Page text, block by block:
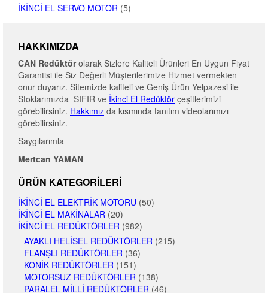
İKINCI EL SERVO MOTOR (5)
HAKKIMIZDA
CAN Redüktörolarak Sizlere Kaliteli Ürünleri En Uygun Fiyat
Garantisi ile Siz Değerli Müşterilerimize Hizmet vermekten
onur duyarız. Sitemizde kaliteli ve Geniş Ürün Yelpazesi ile
Stoklarımızda SIFIR ve İkinci El Redüktör çeşitlerimizi
görebilirsiniz. Hakkımız da kısmında tanıtım videolarımızı
görebilirsiniz.
Saygılarımla
Mertcan YAMAN
ÜRÜN KATEGORILERI
İKINCI EL ELEKTRIK MOTORU (50)
İKINCI EL MAKINALAR (20)
İKINCI EL REDÜKTÖRLER (982)
AYAKLI HELISEL REDÜKTÖRLER (215)
FLANŞLI REDÜKTÖRLER (36)
KONIK REDÜKTÖRLER (151)
MOTORSUZ REDÜKTÖRLER (138)
PARALEL MILLI REDÜKTÖRLER (46)